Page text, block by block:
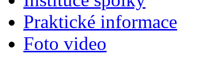
Praktické informace
Foto video